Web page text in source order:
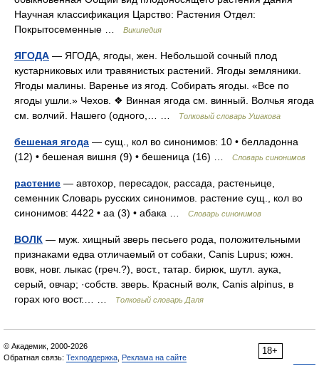
Научная классификация Царство: Растения Отдел:
Покрытосеменные …
Википедия
ЯГОДА — ЯГОДА, ягоды, жен. Небольшой сочный плод
кустарниковых или травянистых растений. Ягоды земляники.
Ягоды малины. Варенье из ягод. Собирать ягоды. «Все по
ягоды ушли.» Чехов. ❖ Винная ягода см. винный. Волчья ягода
см. волчий. Нашего (одного,… …
Толковый словарь Ушакова
бешеная ягода — сущ., кол во синонимов: 10 • белладонна
(12) • бешеная вишня (9) • бешеница (16) …
Словарь синонимов
растение — автохор, пересадок, рассада, растеньице,
семенник Словарь русских синонимов. растение сущ., кол во
синонимов: 4422 • аа (3) • абака …
Словарь синонимов
ВОЛК — муж. хищный зверь песьего рода, положительными
признаками едва отличаемый от собаки, Canis Lupus; южн.
вовк, новг. лыкас (греч.?), вост., татар. бирюк, шутл. аука,
серый, овчар; ·собств. зверь. Красный волк, Canis alpinus, в
горах юго вост.… …
Толковый словарь Даля
18+
© Академик, 2000-2026
Обратная связь: Техподдержка Реклама на сайте